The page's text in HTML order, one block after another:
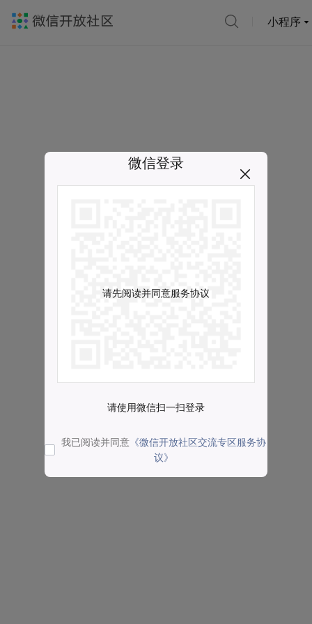
小程序
微信登录
请先阅读并同意服务协议
请使用微信扫一扫登录
我已阅读并同意 《微信开放社区交流专区服务协
议》